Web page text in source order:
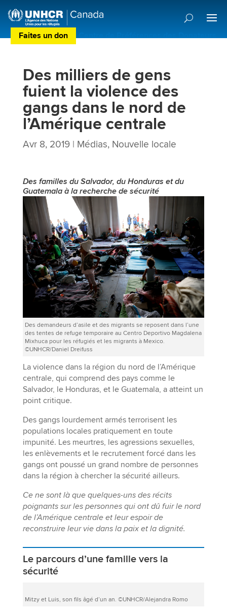
Faites un don Centre de Préférences des Donateurs
Des milliers de gens
fuient la violence des
gangs dans le nord de
l’Amérique centrale
Avr 8, 2019| Médias, Nouvelle locale
Des familles du Salvador, du Honduras et du
Guatemala à la recherche de sécurité
Des demandeurs d’asile et des migrants se reposent dans l’une
des tentes de refuge temporaire au Centro Deportivo Magdalena
Mixhuca pour les réfugiés et les migrants à Mexico.
©UNHCR/Daniel Dreifuss
La violence dans la région du nord de l’Amérique
centrale, qui comprend des pays comme le
Salvador, le Honduras, et le Guatemala, a atteint un
point critique.
Des gangs lourdement armés terrorisent les
populations locales pratiquement en toute
impunité. Les meurtres, les agressions sexuelles,
les enlèvements et le recrutement forcé dans les
gangs ont poussé un grand nombre de personnes
dans la région à chercher la sécurité ailleurs.
Ce ne sont là que quelques-uns des récits
poignants sur les personnes qui ont dû fuir le nord
de l’Amérique centrale et leur espoir de
reconstruire leur vie dans la paix et la dignité.
Le parcours d’une famille vers la
sécurité
Mitzy et Luis, son fils âgé d’un an. ©UNHCR/Alejandra Romo